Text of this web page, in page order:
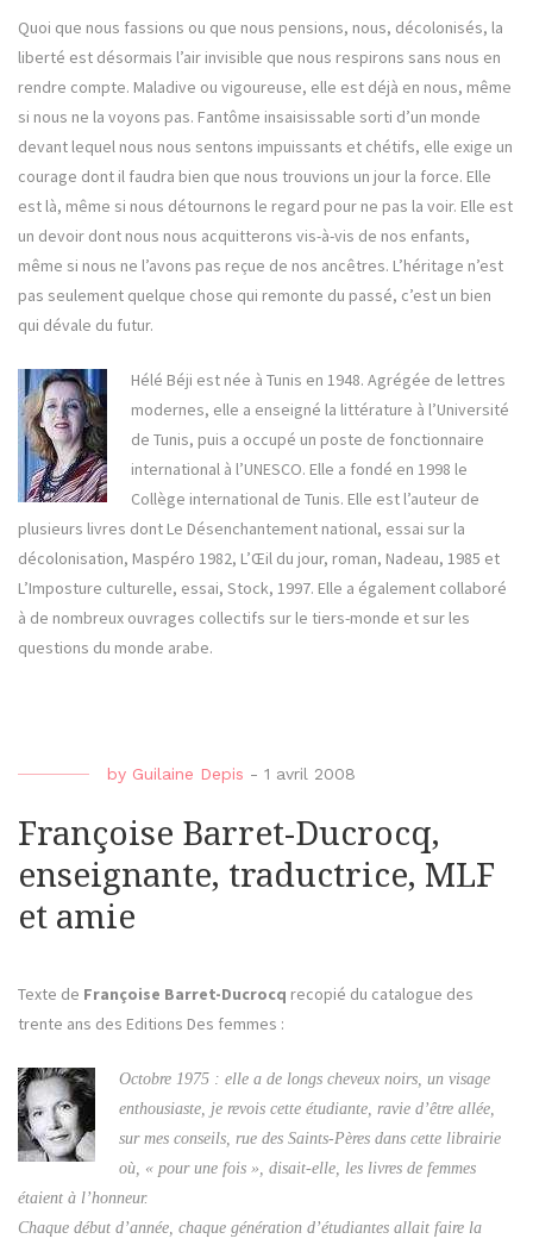
Quoi que nous fassions ou que nous pensions, nous, décolonisés, la
liberté est désormais l’air invisible que nous respirons sans nous en
rendre compte. Maladive ou vigoureuse, elle est déjà en nous, même
si nous ne la voyons pas. Fantôme insaisissable sorti d’un monde
devant lequel nous nous sentons impuissants et chétifs, elle exige un
courage dont il faudra bien que nous trouvions un jour la force. Elle
est là, même si nous détournons le regard pour ne pas la voir. Elle est
un devoir dont nous nous acquitterons vis-à-vis de nos enfants,
même si nous ne l’avons pas reçue de nos ancêtres. L’héritage n’est
pas seulement quelque chose qui remonte du passé, c’est un bien
qui dévale du futur.
Hélé Béji est née à Tunis en 1948. Agrégée de lettres
modernes, elle a enseigné la littérature à l’Université
de Tunis, puis a occupé un poste de fonctionnaire
international à l’UNESCO. Elle a fondé en 1998 le
Collège international de Tunis. Elle est l’auteur de
plusieurs livres dont Le Désenchantement national, essai sur la
décolonisation, Maspéro 1982, L’Œil du jour, roman, Nadeau, 1985 et
L’Imposture culturelle, essai, Stock, 1997. Elle a également collaboré
à de nombreux ouvrages collectifs sur le tiers-monde et sur les
questions du monde arabe.
by Guilaine Depis - 1 avril 2008
Françoise Barret-Ducrocq,
enseignante, traductrice, MLF
et amie
Texte de Françoise Barret-Ducrocq recopié du catalogue des
trente ans des Editions Des femmes :
Octobre 1975 : elle a de longs cheveux noirs, un visage
enthousiaste, je revois cette étudiante, ravie d’être allée,
sur mes conseils, rue des Saints-Pères dans cette librairie
où, « pour une fois », disait-elle, les livres de femmes
étaient à l’honneur.
Chaque début d’année, chaque génération d’étudiantes allait faire la